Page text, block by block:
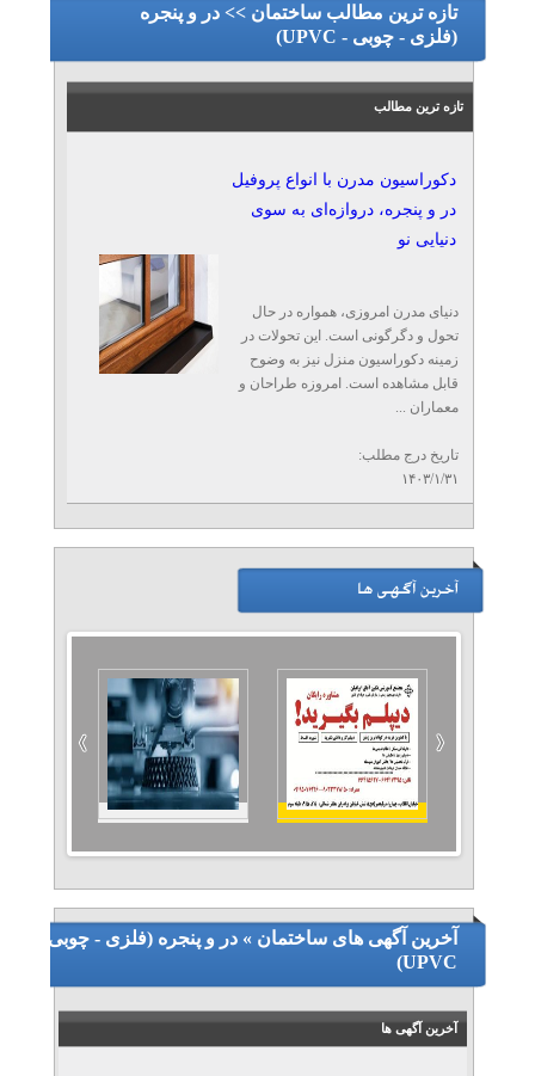
تازه ترین مطالب ساختمان >> در و پنجره
(فلزی - چوبی - UPVC)
تازه ترین مطالب
دکوراسیون مدرن با انواع پروفیل
در و پنجره، دروازه‌ای به سوی
دنیایی نو
دنیای مدرن امروزی، همواره در حال
تحول و دگرگونی است. این تحولات در
زمینه دکوراسیون منزل نیز به وضوح
قابل مشاهده است. امروزه طراحان و
معماران ...
تاریخ درج مطلب:
۱۴۰۳/۱/۳۱
آخرین آگهی های ساختمان » در و پنجره (فلزی - چوبی -
UPVC)
آخرین آگهی ها